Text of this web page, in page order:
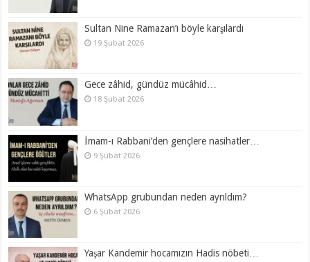
Sultan Nine Ramazan’ı böyle karşılardı
19 Şubat 2026
Gece zâhid, gündüz mücâhid…
18 Şubat 2026
İmam-ı Rabbani’den gençlere nasihatler…
9 Şubat 2026
WhatsApp grubundan neden ayrıldım?
6 Şubat 2026
Yaşar Kandemir hocamızın Hadis nöbeti…